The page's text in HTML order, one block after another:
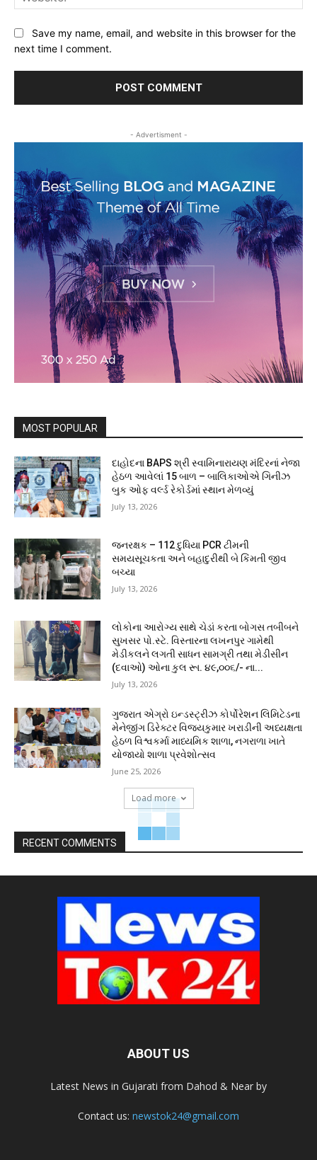
Save my name, email, and website in this browser for the
next time I comment.
- Advertisment -
MOST POPULAR
દાહોદના BAPS શ્રી સ્વામિનારાયણ મંદિરનાં નેજા
હેઠળ આવેલાં 15 બાળ – બાલિકાઓએ ગિનીઝ
બુક ઓફ વર્લ્ડ રેકોર્ડમાં સ્થાન મેળવ્યું
July 13, 2026
જનરક્ષક – 112 દુધિયા PCR ટીમની
સમયસૂચકતા અને બહાદુરીથી બે કિંમતી જીવ
બચ્યા
July 13, 2026
લોકોના આરોગ્ય સાથે ચેડાં કરતા બોગસ તબીબને
સુખસર પો.સ્ટે. વિસ્તારના લખનપુર ગામેથી
મેડીકલને લગતી સાધન સામગ્રી તથા મેડીસીન
(દવાઓ) ઓના કુલ રૂા. ૪૯,૦૦૬/- ના...
July 13, 2026
ગુજરાત એગ્રો ઇન્ડસ્ટ્રીઝ કોર્પોરેશન લિમિટેડના
મેનેજીંગ ડિરેક્ટર વિજયકુમાર ખરાડીની અધ્યક્ષતા
હેઠળ વિશ્વકર્મા માધ્યમિક શાળા, નગરાળા ખાતે
યોજાયો શાળા પ્રવેશોત્સવ
June 25, 2026
Load more
RECENT COMMENTS
ABOUT US
Latest News in Gujarati from Dahod & Near by
Contact us: newstok24@gmail.com